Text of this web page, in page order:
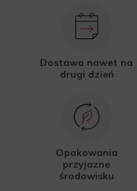
Dostawa nawet na
drugi dzień
Opakowania
przyjazne
środowisku